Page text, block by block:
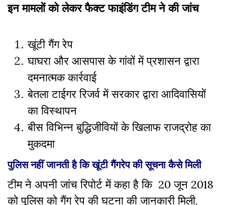
इन मामलों को लेकर फैक्ट फाइंडिंग टीम ने की जांच
खूंटी गैंग रेप
घाघरा और आसपास के गांवों में प्रशासन द्वारा
दमनात्मक कार्रवाई
बेतला टाईगर रिजर्व में सरकार द्वारा आदिवासियों
का विस्थापन
बीस विभिन्न बुद्धिजीवियों के खिलाफ राजद्रोह का
मुकदमा
पुलिस नहीं जानती है कि खूंटी गैंगरेप की सूचना कैसे मिली
टीम ने अपनी जांच रिपोर्ट में कहा है कि 20 जून 2018
को पुलिस को गैंग रेप की घटना की जानकारी मिली,